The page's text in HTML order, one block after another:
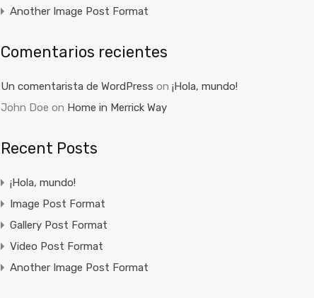
Another Image Post Format
Comentarios recientes
Un comentarista de WordPress on ¡Hola, mundo!
John Doe on Home in Merrick Way
Recent Posts
¡Hola, mundo!
Image Post Format
Gallery Post Format
Video Post Format
Another Image Post Format